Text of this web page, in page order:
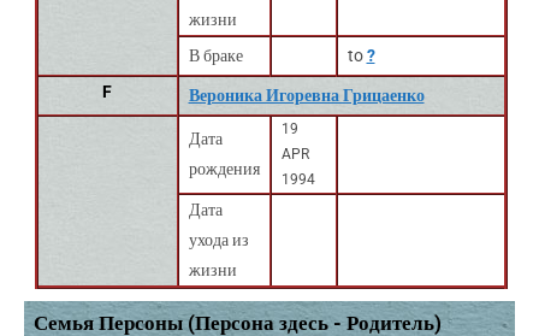
жизни
В браке
to?
F
Вероника Игоревна Грицаенко
Дата
рождения
19
APR
1994
Дата
ухода из
жизни
Семья Персоны (Персона здесь - Родитель)